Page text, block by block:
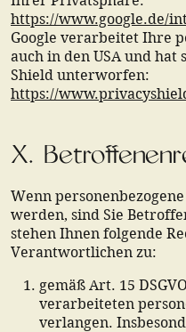
https://www.google.de/
Google verarbeitet Ihre
auch in den USA und hat
Shield unterworfen:
https://
X.
Wenn
werden, sind Sie
stehen Ihnen folgende
Verantwortlichen zu:
gemäß Art. 15
verarbeiteten
verlangen.